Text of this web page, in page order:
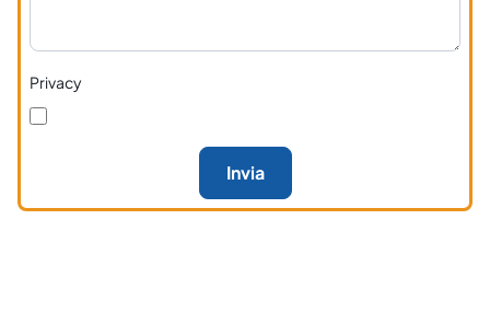
Privacy
Invia